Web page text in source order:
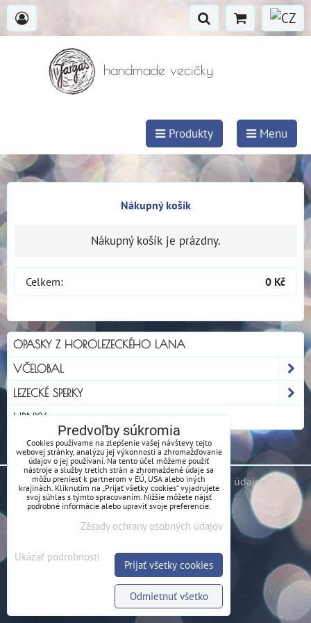
handmade vecičky
Produkty Menu
Nákupný košík
Nákupný košík je prázdny.
Celkem: 0 Kč
OPASKY Z HOROLEZECKÉHO LANA
VČELOBAL
LEZECKÉ SPERKY
HRNKY
Predvoľby súkromia Zásady ochrany osobných údajov
Predvoľby súkromia
Cookies používame na zlepšenie vašej návštevy tejto
webovej stránky, analýzu jej výkonnosti a zhromažďovanie
údajov o jej používaní. Na tento účel môžeme použiť
nástroje a služby tretích strán a zhromaždené údaje sa
môžu preniesť k partnerom v EÚ, USA alebo iných
krajinách. Kliknutím na „Prijať všetky cookies“ vyjadrujete
svoj súhlas s týmto spracovaním. Nižšie môžete nájsť
podrobné informácie alebo upraviť svoje preferencie.
Zásady ochrany osobných údajov
Ukázať podrobnosti
Prijať všetky cookies
Odmietnuť všetko